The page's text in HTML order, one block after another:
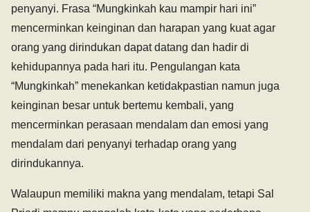
penyanyi. Frasa “Mungkinkah kau mampir hari ini”
mencerminkan keinginan dan harapan yang kuat agar
orang yang dirindukan dapat datang dan hadir di
kehidupannya pada hari itu. Pengulangan kata
“Mungkinkah” menekankan ketidakpastian namun juga
keinginan besar untuk bertemu kembali, yang
mencerminkan perasaan mendalam dan emosi yang
mendalam dari penyanyi terhadap orang yang
dirindukannya.
Walaupun memiliki makna yang mendalam, tetapi Sal